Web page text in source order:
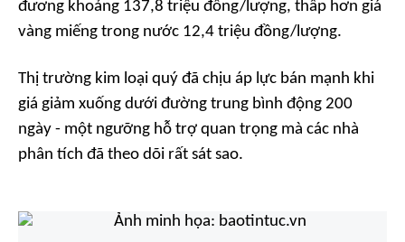
đương khoảng 137,8 triệu đồng/lượng, thấp hơn giá
vàng miếng trong nước 12,4 triệu đồng/lượng.
Thị trường kim loại quý đã chịu áp lực bán mạnh khi
giá giảm xuống dưới đường trung bình động 200
ngày - một ngưỡng hỗ trợ quan trọng mà các nhà
phân tích đã theo dõi rất sát sao.